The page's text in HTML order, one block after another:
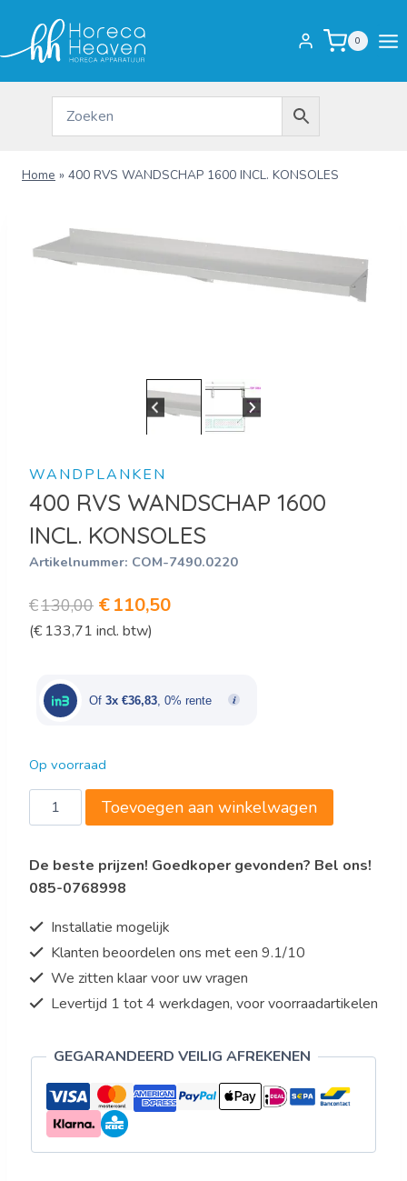
inhoud
0
Home » 400 RVS WANDSCHAP 1600 INCL. KONSOLES
WANDPLANKEN
400 RVS WANDSCHAP 1600
INCL. KONSOLES
Artikelnummer: COM-7490.0220
€130,00 Oorspronkelijke
prijs
€130,00.
€110,50Huidige
€110,50.
(€ 133,71 incl. btw)
Of 3x €36,83, 0% rente
Op voorraad
400
RVS
1600
INCL.
aantal
Toevoegen aan winkelwagen
De beste prijzen! Goedkoper gevonden? Bel ons!
085-0768998
Installatie mogelijk
Klanten beoordelen ons met een 9.1/10
We zitten klaar voor uw vragen
Levertijd 1 tot 4 werkdagen, voor voorraadartikelen
GEGARANDEERD VEILIG AFREKENEN